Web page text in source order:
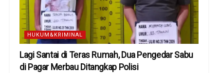
HUKUM&KRIMINAL
Lagi Santai di Teras Rumah, Dua Pengedar Sabu
di Pagar Merbau Ditangkap Polisi